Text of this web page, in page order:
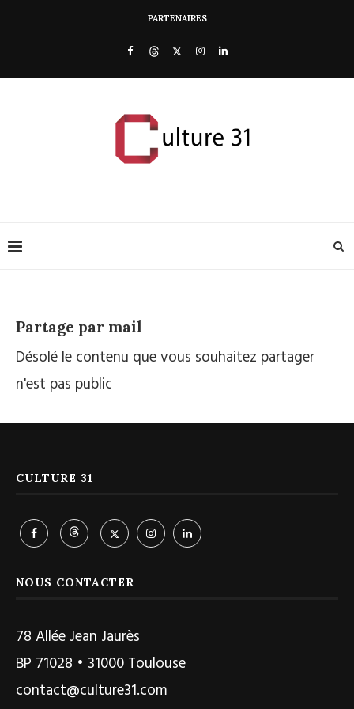
PARTENAIRES
Partage par mail
Désolé le contenu que vous souhaitez partager
n'est pas public
CULTURE 31
NOUS CONTACTER
78 Allée Jean Jaurès
BP 71028 • 31000 Toulouse
contact@culture31.com